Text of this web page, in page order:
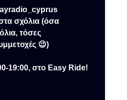
σχόλια (όσα
τόσες
😉)
19:00, στο Easy Ride!